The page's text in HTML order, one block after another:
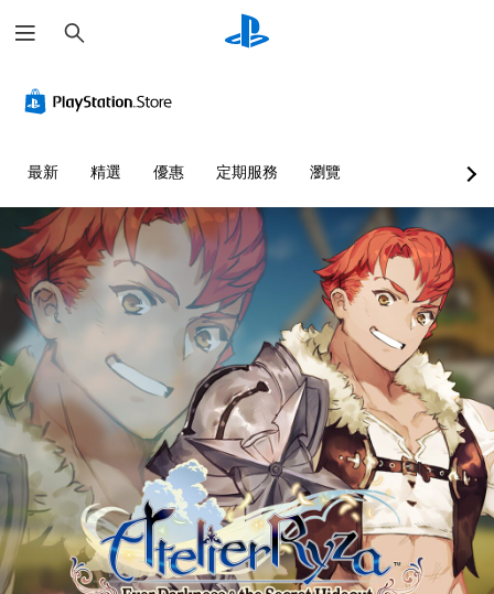
尋
最新 精選 優惠 定期服務 瀏覽